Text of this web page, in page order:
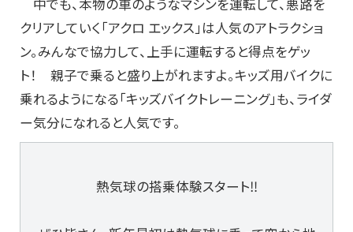
中でも、本物の車のようなマシンを運転して、悪路を
クリアしていく「アクロ エックス」は人気のアトラクショ
ン。みんなで協力して、上手に運転すると得点をゲッ
ト！ 親子で乗ると盛り上がれますよ。キッズ用バイクに
乗れるようになる「キッズバイクトレーニング」も、ライダ
ー気分になれると人気です。
熱気球の搭乗体験スタート‼️